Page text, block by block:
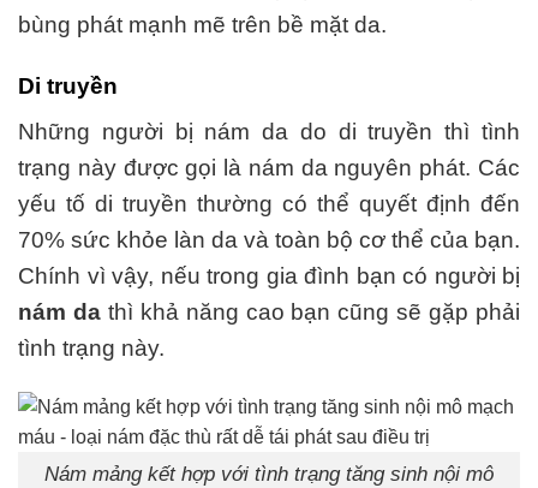
bùng phát mạnh mẽ trên bề mặt da.
Di truyền
Những người bị nám da do di truyền thì tình
trạng này được gọi là nám da nguyên phát. Các
yếu tố di truyền thường có thể quyết định đến
70% sức khỏe làn da và toàn bộ cơ thể của bạn.
Chính vì vậy, nếu trong gia đình bạn có người bị
nám da thì khả năng cao bạn cũng sẽ gặp phải
tình trạng này.
Nám mảng kết hợp với tình trạng tăng sinh nội mô